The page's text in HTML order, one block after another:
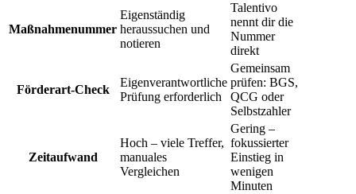
Maßnahmenummer
Eigenständig
heraussuchen und
notieren
Talentivo
nennt dir die
Nummer
direkt
Förderart-Check
Eigenverantwortliche
Prüfung erforderlich
Gemeinsam
prüfen: BGS,
QCG oder
Selbstzahler
Zeitaufwand
Hoch – viele Treffer,
manuales
Vergleichen
Gering –
fokussierter
Einstieg in
wenigen
Minuten